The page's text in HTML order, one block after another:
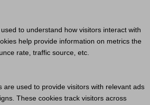
to understand how visitors interact with
help provide information on metrics the
rate, traffic source, etc.
are used to provide visitors with relevant ads
These cookies track visitors across